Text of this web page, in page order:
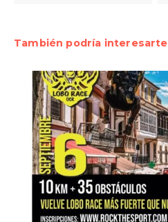
También podría interesarte